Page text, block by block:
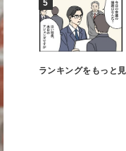
ランキングをもっと